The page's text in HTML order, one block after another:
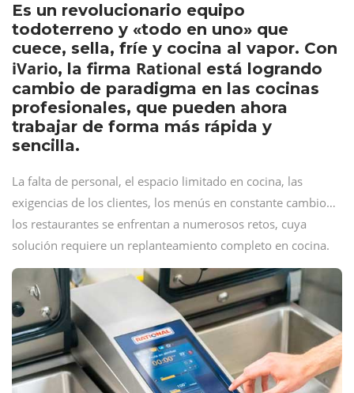
Es un revolucionario equipo
todoterreno y «todo en uno» que
cuece, sella, fríe y cocina al vapor. Con
iVario, la firma Rational está logrando
cambio de paradigma en las cocinas
profesionales, que pueden ahora
trabajar de forma más rápida y
sencilla.
La falta de personal, el espacio limitado en cocina, las
exigencias de los clientes, los menús en constante cambio…
los restaurantes se enfrentan a numerosos retos, cuya
solución requiere un replanteamiento completo en cocina.